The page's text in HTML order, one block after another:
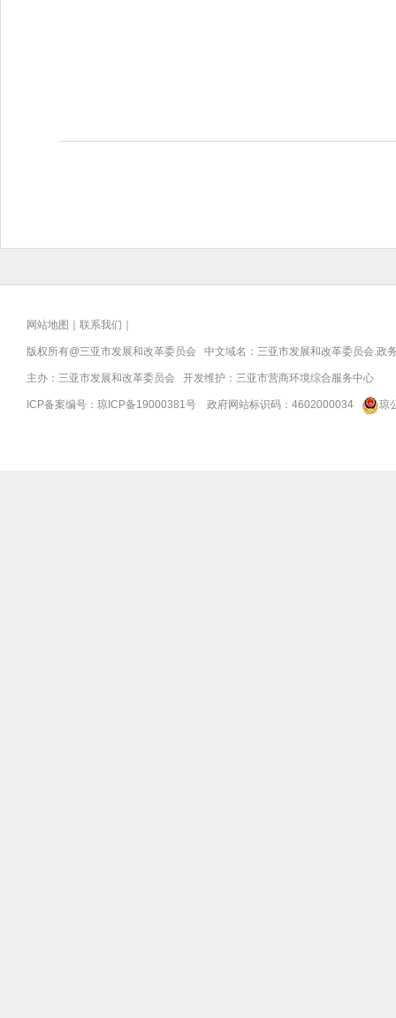
网站地图 联系我们
版权所有@三亚市发展和改革委员会 中文域名：三亚市发展和改革委员会.政
主办：三亚市发展和改革委员会 开发维护：三亚市营商环境综合服务中心
ICP备案编号： 琼ICP备19000381号 政府网站标识码： 4602000034 琼